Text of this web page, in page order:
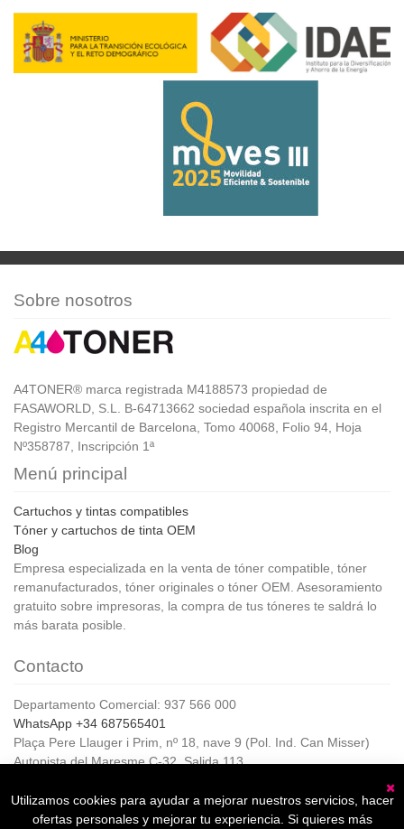
Sobre nosotros
A4TONER® marca registrada M4188573 propiedad de
FASAWORLD, S.L. B-64713662 sociedad española inscrita en el
Registro Mercantil de Barcelona, Tomo 40068, Folio 94, Hoja
Nº358787, Inscripción 1ª
Menú principal
Cartuchos y tintas compatibles
Tóner y cartuchos de tinta OEM
Blog
Empresa especializada en la venta de tóner compatible, tóner
remanufacturados, tóner originales o tóner OEM. Asesoramiento
gratuito sobre impresoras, la compra de tus tóneres te saldrá lo
más barata posible.
Contacto
Departamento Comercial: 937 566 000
WhatsApp +34 687565401
Plaça Pere Llauger i Prim, nº 18, nave 9 (Pol. Ind. Can Misser)
Autopista del Maresme C-32, Salida 113
Horario de Atención al cliente:
De lunes a jueves de 8:00 a 17:00,
Utilizamos cookies para ayudar a mejorar nuestros servicios, hacer
ofertas personales y mejorar tu experiencia. Si quieres más